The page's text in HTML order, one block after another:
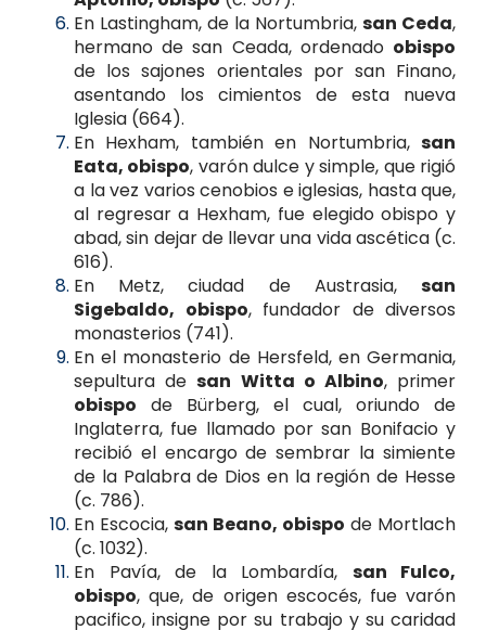
En Lastingham, de la Nortumbria, san Ceda,
hermano de san Ceada, ordenado obispo
de los sajones orientales por san Finano,
asentando los cimientos de esta nueva
Iglesia (664).
En Hexham, también en Nortumbria, san
Eata, obispo, varón dulce y simple, que rigió
a la vez varios cenobios e iglesias, hasta que,
al regresar a Hexham, fue elegido obispo y
abad, sin dejar de llevar una vida ascética (c.
616).
En Metz, ciudad de Austrasia, san
Sigebaldo, obispo, fundador de diversos
monasterios (741).
En el monasterio de Hersfeld, en Germania,
sepultura desan Witta o Albino, primer
obispo de Bürberg, el cual, oriundo de
Inglaterra, fue llamado por san Bonifacio y
recibió el encargo de sembrar la simiente
de la Palabra de Dios en la región de Hesse
(c. 786).
En Escocia, san Beano, obispo de Mortlach
(c. 1032).
En Pavía, de la Lombardía, san Fulco,
obispo, que, de origen escocés, fue varón
pacifico, insigne por su trabajo y su caridad